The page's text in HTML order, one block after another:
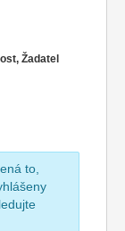
Žadatel
to,